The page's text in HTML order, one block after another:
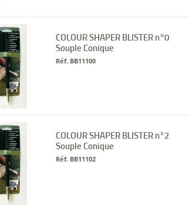
COLOUR SHAPER BLISTER n°0
Souple Conique
Réf. BB11100
COLOUR SHAPER BLISTER n°2
Souple Conique
Réf. BB11102